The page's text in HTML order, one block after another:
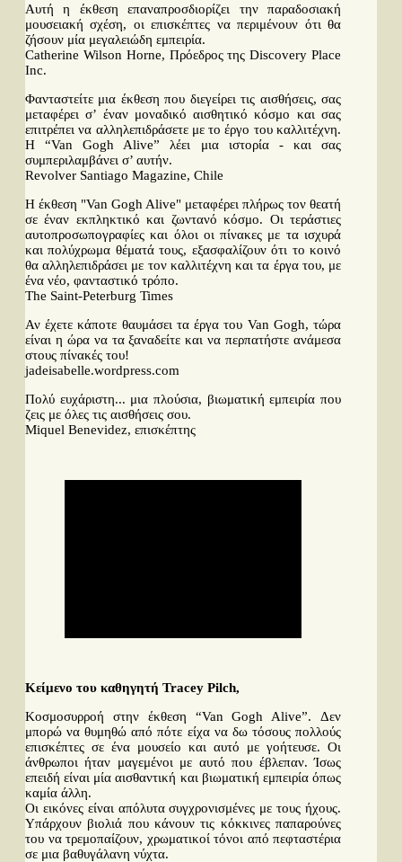
Αυτή η έκθεση επαναπροσδιορίζει την παραδοσιακή
μουσειακή σχέση, οι επισκέπτες να περιμένουν ότι θα
ζήσουν μία μεγαλειώδη εμπειρία.
Catherine Wilson Horne, Πρόεδρος της Discovery Place
Inc.
Φανταστείτε μια έκθεση που διεγείρει τις αισθήσεις, σας
μεταφέρει σ’ έναν μοναδικό αισθητικό κόσμο και σας
επιτρέπει να αλληλεπιδράσετε με το έργο του καλλιτέχνη.
Η “Van Gogh Alive” λέει μια ιστορία - και σας
συμπεριλαμβάνει σ’ αυτήν.
Revolver Santiago Magazine, Chile
Η έκθεση "Van Gogh Alive" μεταφέρει πλήρως τον θεατή
σε έναν εκπληκτικό και ζωντανό κόσμο. Οι τεράστιες
αυτοπροσωπογραφίες και όλοι οι πίνακες με τα ισχυρά
και πολύχρωμα θέματά τους, εξασφαλίζουν ότι το κοινό
θα αλληλεπιδράσει με τον καλλιτέχνη και τα έργα του, με
ένα νέο, φανταστικό τρόπο.
The Saint-Peterburg Times
Αν έχετε κάποτε θαυμάσει τα έργα του Van Gogh, τώρα
είναι η ώρα να τα ξαναδείτε και να περπατήστε ανάμεσα
στους πίνακές του!
jadeisabelle.wordpress.com
Πολύ ευχάριστη... μια πλούσια, βιωματική εμπειρία που
ζεις με όλες τις αισθήσεις σου.
Miquel Benevidez, επισκέπτης
Κείμενο του καθηγητή Tracey Pilch,
Κοσμοσυρροή στην έκθεση “Van Gogh Alive”. Δεν
μπορώ να θυμηθώ από πότε είχα να δω τόσους πολλούς
επισκέπτες σε ένα μουσείο και αυτό με γοήτευσε. Οι
άνθρωποι ήταν μαγεμένοι με αυτό που έβλεπαν. Ίσως
επειδή είναι μία αισθαντική και βιωματική εμπειρία όπως
καμία άλλη.
Οι εικόνες είναι απόλυτα συγχρονισμένες με τους ήχους.
Υπάρχουν βιολιά που κάνουν τις κόκκινες παπαρούνες
του να τρεμοπαίζουν, χρωματικοί τόνοι από πεφταστέρια
σε μια βαθυγάλανη νύχτα.